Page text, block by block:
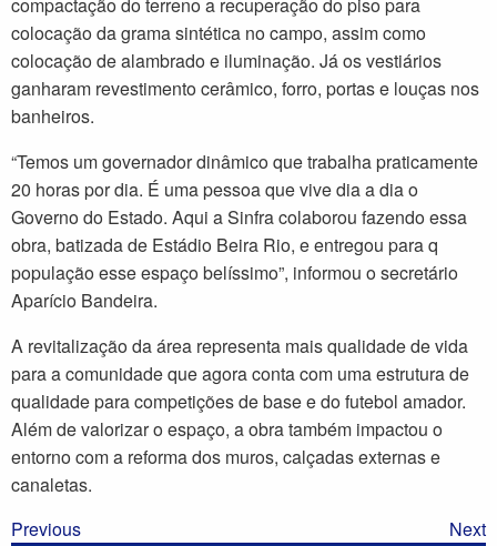
compactação do terreno a recuperação do piso para
colocação da grama sintética no campo, assim como
colocação de alambrado e iluminação. Já os vestiários
ganharam revestimento cerâmico, forro, portas e louças nos
banheiros.
“Temos um governador dinâmico que trabalha praticamente
20 horas por dia. É uma pessoa que vive dia a dia o
Governo do Estado. Aqui a Sinfra colaborou fazendo essa
obra, batizada de Estádio Beira Rio, e entregou para q
população esse espaço belíssimo”, informou o secretário
Aparício Bandeira.
A revitalização da área representa mais qualidade de vida
para a comunidade que agora conta com uma estrutura de
qualidade para competições de base e do futebol amador.
Além de valorizar o espaço, a obra também impactou o
entorno com a reforma dos muros, calçadas externas e
canaletas.
Previous
Next